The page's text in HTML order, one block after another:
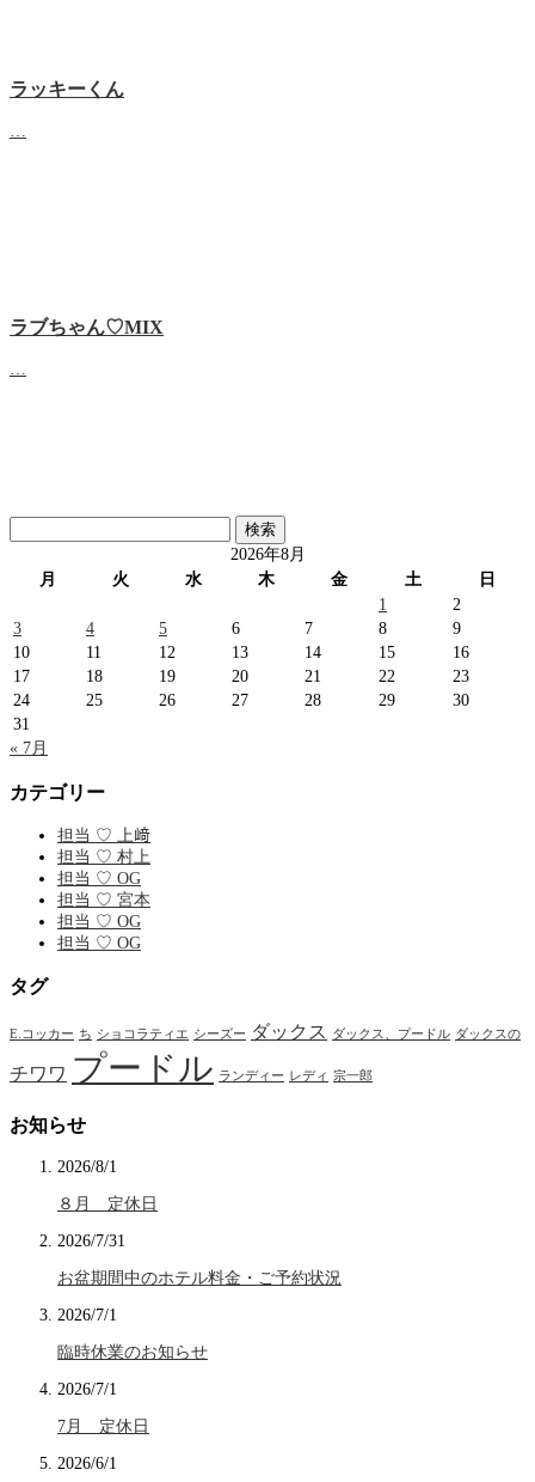
ラッキーくん
ラブちゃん♡MIX
索:
2026年8月
月
火 水 木 金 土
日
1
2
3
4 5 6 7 8
9
10
11 12 13 14 15
16
17
18 19 20 21 22
23
24
25 26 27 28 29
30
31
« 7月
カテゴリー
担当 ♡ 上﨑
担当 ♡ 村上
担当 ♡ OG
担当 ♡ 宮本
担当 ♡ OG
担当 ♡ OG
タグ
E.コッカー ち ショコラティエ シーズー ダックス ダックス、プードル ダックスの
チワワ プードル ランディー レディ 宗一郎
お知らせ
2026/8/1
８月 定休日
2026/7/31
お盆期間中のホテル料金・ご予約状況
2026/7/1
臨時休業のお知らせ
2026/7/1
7月 定休日
2026/6/1